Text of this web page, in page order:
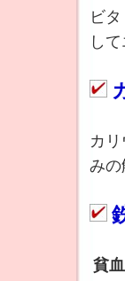
ビ
し
カ
みの
貧